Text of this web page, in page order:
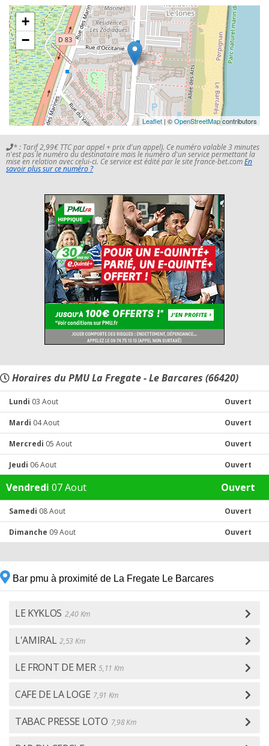
+
−
Leaflet | ©OpenStreetMapcontributors
* : Tarif 2,99€ TTC par appel + prix d'un appel). Ce numéro valable 3 minutes
n'est pas le numéro du destinataire mais le numéro d'un service permettant la
mise en relation avec celui-ci. Ce service est édité par le site france-bet.comEn
savoir plus sur ce numéro ?
Horaires du PMU La Fregate - Le Barcares (66420)
Lundi 03 Aout Ouvert
Mardi 04 Aout Ouvert
Mercredi 05 Aout Ouvert
Jeudi 06 Aout Ouvert
Vendredi 07 Aout Ouvert
Samedi 08 Aout Ouvert
Dimanche 09 Aout Ouvert
Bar pmu à proximité de La Fregate Le Barcares
LE KYKLOS 2,40 Km
L'AMIRAL 2,53 Km
LE FRONT DE MER 5,11 Km
CAFE DE LA LOGE 7,91 Km
TABAC PRESSE LOTO 7,98 Km